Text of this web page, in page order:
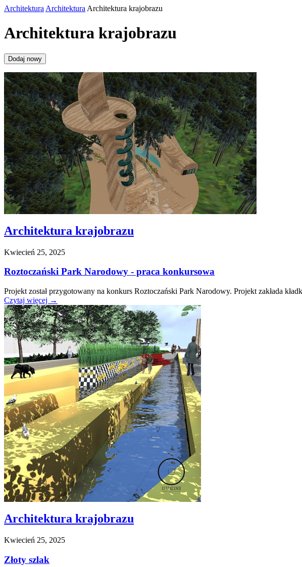
Architektura Architektura Architektura krajobrazu
Architektura krajobrazu
Architektura krajobrazu
Kwiecień 25, 2025
Roztoczański Park Narodowy - praca konkursowa
Projekt został przygotowany na konkurs Roztoczański Park Narodowy. Projekt zakłada
Czytaj więcej →
Architektura krajobrazu
Kwiecień 25, 2025
Złoty szlak